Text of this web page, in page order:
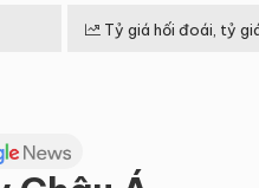
Tỷ giá hối đoái, tỷ